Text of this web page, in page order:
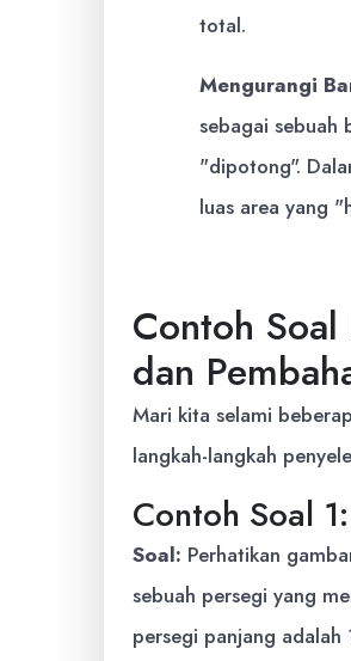
total.
Mengurangi
sebagai sebuah
"dipotong".
luas area yang
Contoh
dan
Mari kita selami
langkah-langkah
Contoh Soal
Soal: Perhatikan
sebuah persegi yang
persegi panjang